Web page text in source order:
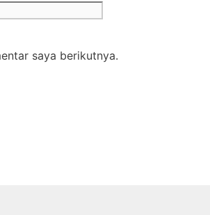
web
saya berikutnya.